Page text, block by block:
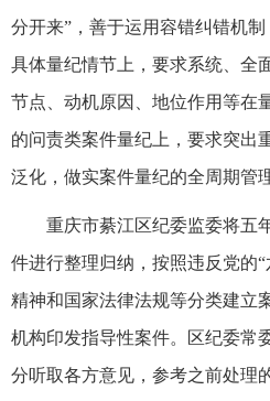
分开来”，善于运用容错纠错机
具体量纪情节上，要求系统、全
节点、动机原因、地位作用等在
的问责类案件量纪上，要求突出
泛化，做实案件量纪的全周期管理
重庆市綦江区纪委监委将五
件进行整理归纳，按照违反党的
精神和国家法律法规等分类建立
机构印发指导性案件。区纪委常
分听取各方意见，参考之前处理